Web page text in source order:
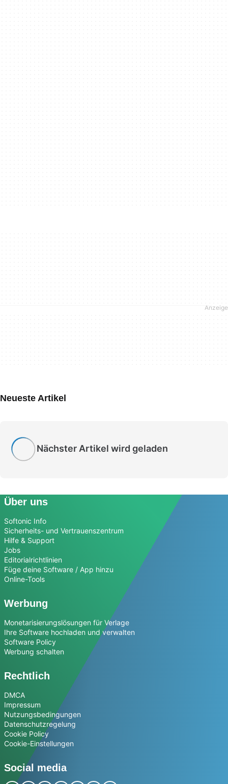
Neueste Artikel
Nächster Artikel wird geladen
Über uns
Softonic Info
Sicherheits- und Vertrauenszentrum
Hilfe & Support
Jobs
Editorialrichtlinien
Füge deine Software / App hinzu
Online-Tools
Werbung
Monetarisierungslösungen für Verlage
Ihre Software hochladen und verwalten
Software Policy
Werbung schalten
Rechtlich
DMCA
Impressum
Nutzungsbedingungen
Datenschutzregelung
Cookie Policy
Cookie-Einstellungen
Social media